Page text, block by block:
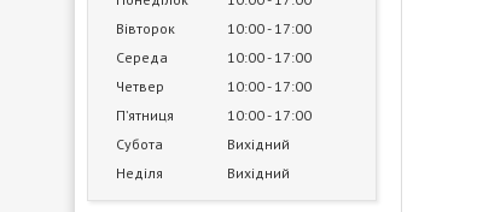
Вівторок
10:00 17:00
Середа
10:00 17:00
Четвер
10:00 17:00
Пʼятниця
10:00 17:00
Субота
Вихідний
Неділя
Вихідний